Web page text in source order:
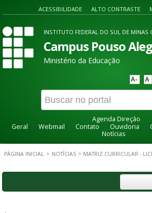
ACESSIBILIDADE ALTO CONTRASTE
INSTITUTO FEDERAL DO SUL DE MINAS
Campus Pouso
Ministério da Educação
A- A
Agenda Direção
Geral
Webmail Contato Ouvidoria
Notícias
PÁGINA INICIAL > NOTÍCIAS > MATRIZ CURRICULAR -